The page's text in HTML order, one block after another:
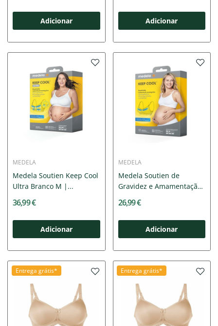
Adicionar Adicionar
MEDELA
Medela Soutien Keep Cool
Ultra Branco M |...
36,99 €
Adicionar
MEDELA
Medela Soutien de
Gravidez e Amamentação
26,99 €
Adicionar
Entrega grátis* Entrega grátis*